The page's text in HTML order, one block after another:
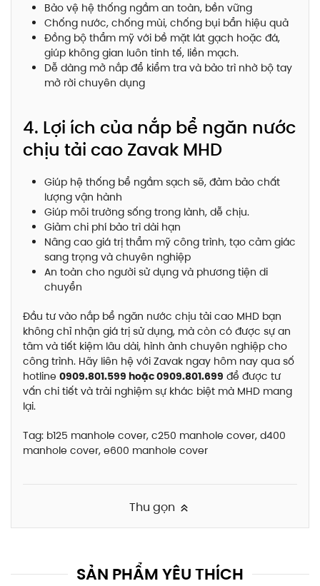
Bảo vệ hệ thống ngầm an toàn, bền vững
Chống nước, chống mùi, chống bụi bẩn hiệu quả
Đồng bộ thẩm mỹ với bề mặt lát gạch hoặc đá,
giúp không gian luôn tinh tế, liền mạch.
Dễ dàng mở nắp để kiểm tra và bảo trì nhờ bộ tay
mở rời chuyên dụng
4. Lợi ích của nắp bể ngăn nước
chịu tải cao Zavak MHD
Giúp hệ thống bể ngầm sạch sẽ, đảm bảo chất
lượng vận hành
Giúp môi trường sống trong lành, dễ chịu.
Giảm chi phí bảo trì dài hạn
Nâng cao giá trị thẩm mỹ công trình, tạo cảm giác
sang trọng và chuyên nghiệp
An toàn cho người sử dụng và phương tiện di
chuyển
Đầu tư vào nắp bể ngăn nước chịu tải cao MHD bạn
không chỉ nhận giá trị sử dụng, mà còn có được sự an
tâm và tiết kiệm lâu dài, hình ảnh chuyên nghiệp cho
công trình. Hãy liên hệ với Zavak ngay hôm nay qua số
hotline 0909.801.599 hoặc 0909.801.699 để được tư
vấn chi tiết và trải nghiệm sự khác biệt mà MHD mang
lại.
Tag: b125 manhole cover, c250 manhole cover, d400
manhole cover, e600 manhole cover
Thu gọn
SẢN PHẨM YÊU THÍCH